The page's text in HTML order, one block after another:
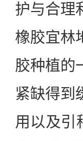
护与合理
橡胶宜林
胶种植的
紧缺得到
用以及引